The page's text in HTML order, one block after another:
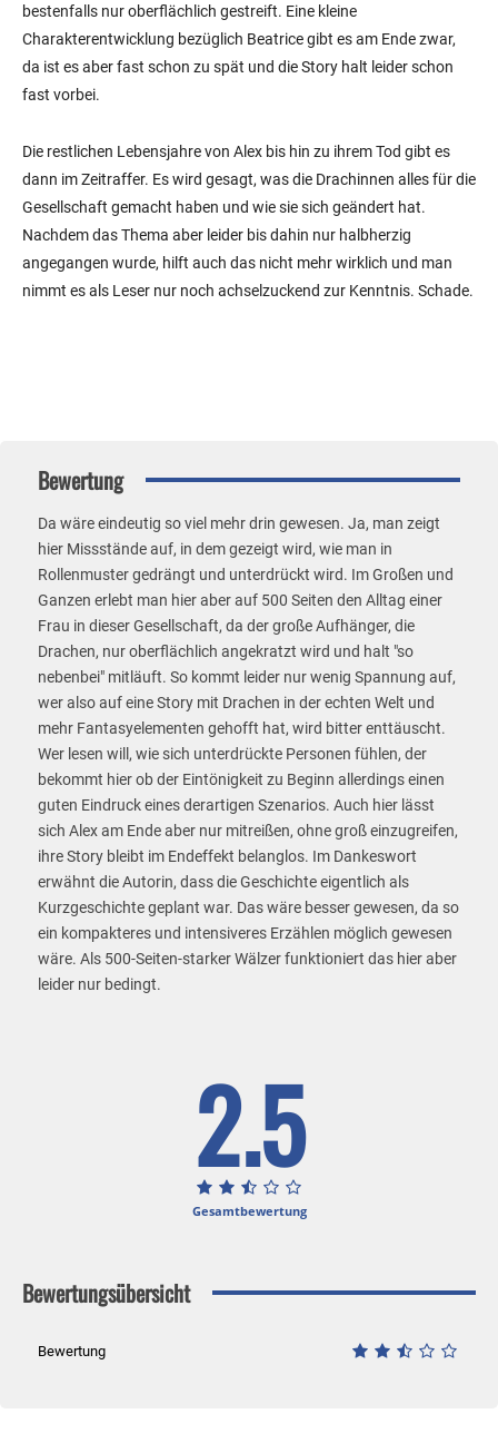
bestenfalls nur oberflächlich gestreift. Eine kleine
Charakterentwicklung bezüglich Beatrice gibt es am Ende zwar,
da ist es aber fast schon zu spät und die Story halt leider schon
fast vorbei.
Die restlichen Lebensjahre von Alex bis hin zu ihrem Tod gibt es
dann im Zeitraffer. Es wird gesagt, was die Drachinnen alles für die
Gesellschaft gemacht haben und wie sie sich geändert hat.
Nachdem das Thema aber leider bis dahin nur halbherzig
angegangen wurde, hilft auch das nicht mehr wirklich und man
nimmt es als Leser nur noch achselzuckend zur Kenntnis. Schade.
Bewertung
Da wäre eindeutig so viel mehr drin gewesen. Ja, man zeigt
hier Missstände auf, in dem gezeigt wird, wie man in
Rollenmuster gedrängt und unterdrückt wird. Im Großen und
Ganzen erlebt man hier aber auf 500 Seiten den Alltag einer
Frau in dieser Gesellschaft, da der große Aufhänger, die
Drachen, nur oberflächlich angekratzt wird und halt "so
nebenbei" mitläuft. So kommt leider nur wenig Spannung auf,
wer also auf eine Story mit Drachen in der echten Welt und
mehr Fantasyelementen gehofft hat, wird bitter enttäuscht.
Wer lesen will, wie sich unterdrückte Personen fühlen, der
bekommt hier ob der Eintönigkeit zu Beginn allerdings einen
guten Eindruck eines derartigen Szenarios. Auch hier lässt
sich Alex am Ende aber nur mitreißen, ohne groß einzugreifen,
ihre Story bleibt im Endeffekt belanglos. Im Dankeswort
erwähnt die Autorin, dass die Geschichte eigentlich als
Kurzgeschichte geplant war. Das wäre besser gewesen, da so
ein kompakteres und intensiveres Erzählen möglich gewesen
wäre. Als 500-Seiten-starker Wälzer funktioniert das hier aber
leider nur bedingt.
2.5
Gesamtbewertung
Bewertungsübersicht
Bewertung